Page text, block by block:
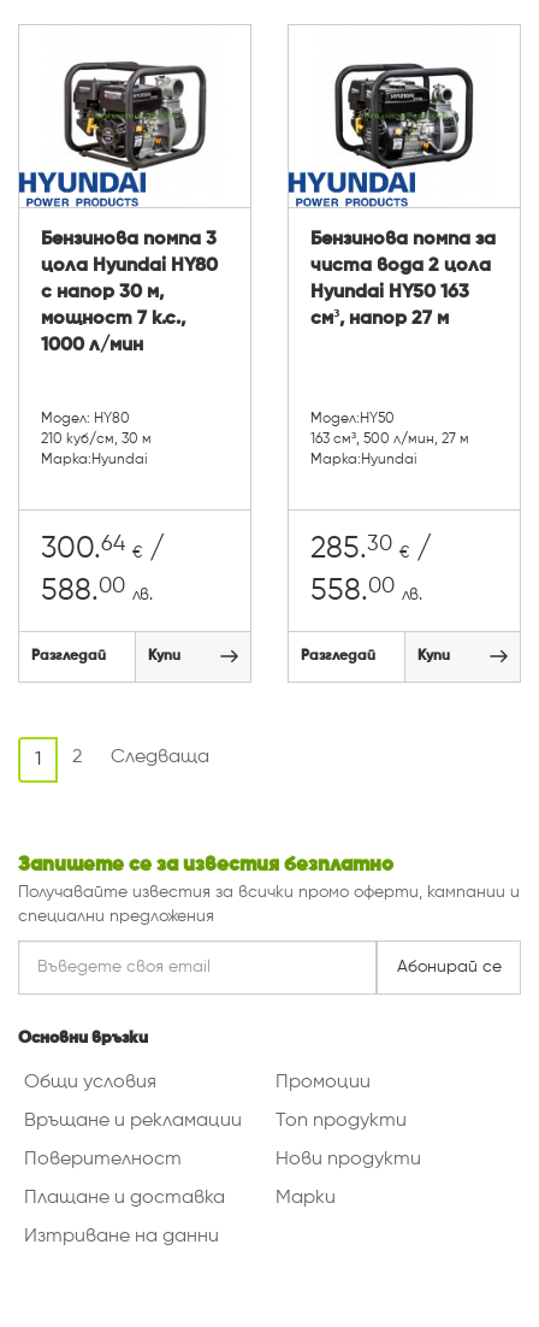
Бензинова помпа 3
цола Hyundai HY80
с напор 30 м,
мощност 7 к.с.,
1000 л/мин
Модел: HY80
210 куб/см, 30 м
Марка:Hyundai
300.64 € /
588.00 лв.
Разгледай Купи
Бензинова помпа за
чиста вода 2 цола
Hyundai HY50 163
cм³, напор 27 м
Модел:HY50
163 cм³, 500 л/мин, 27 м
Марка:Hyundai
285.30 € /
558.00 лв.
Разгледай Купи
1 2 Следваща
Запишете се за известия безплатно
Получавайте известия за всички промо оферти, кампании и
специални предложения
Абонирай се
Основни връзки
Общи условия
Връщане и рекламации
Поверителност
Плащане и доставка
Изтриване на данни
Промоции
Топ продукти
Нови продукти
Марки